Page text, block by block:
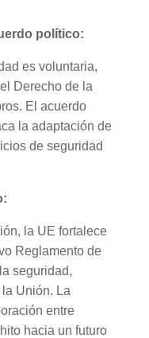
político:
es voluntaria,
Derecho de la
El acuerdo
la adaptación de
de seguridad
la UE fortalece
Reglamento de
seguridad,
Unión. La
entre
hacia un futuro